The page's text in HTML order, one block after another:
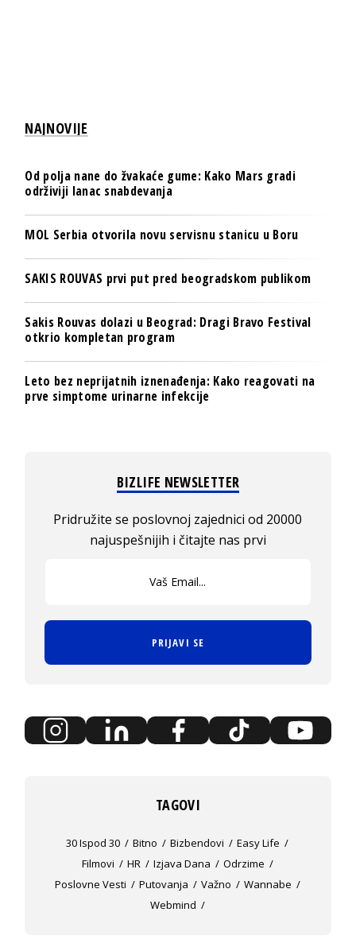
NAJNOVIJE
Od polja nane do žvakaće gume: Kako Mars gradi
održiviji lanac snabdevanja
MOL Serbia otvorila novu servisnu stanicu u Boru
SAKIS ROUVAS prvi put pred beogradskom publikom
Sakis Rouvas dolazi u Beograd: Dragi Bravo Festival
otkrio kompletan program
Leto bez neprijatnih iznenađenja: Kako reagovati na
prve simptome urinarne infekcije
BIZLIFE NEWSLETTER
Pridružite se poslovnoj zajednici od 20000
najuspešnijih i čitajte nas prvi
PRIJAVI SE
TAGOVI
30 Ispod 30 Bitno Bizbendovi
Easy Life
Filmovi
HR Izjava Dana
Odrzime
Poslovne Vesti
Putovanja Važno
Wannabe
Webmind